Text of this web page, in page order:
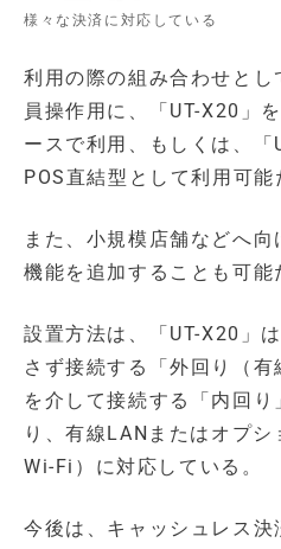
様々な決済に対応している
利用の際の組み合わせとし
員操作用に、「UT-X20」
ースで利用、もしくは、「
POS直結型として利用可能
また、小規模店舗などへ向
機能を追加することも可能
設置方法は、「UT-X20」
さず接続する「外回り（
を介して接続する「内回
り、有線LANまたはオプシ
Wi-Fi）に対応している。
今後は、キャッシュレス